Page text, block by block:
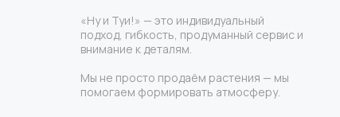
«Ну и Туи!» — это индивидуальный
подход, гибкость, продуманный сервис и
внимание к деталям.
Мы не просто продаём растения — мы
помогаем формировать атмосферу.